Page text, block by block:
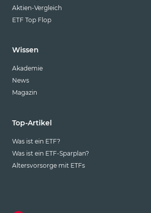
Aktien-Vergleich
ETF Top Flop
Wissen
Akademie
News
Magazin
Top-Artikel
Was ist ein ETF?
Was ist ein ETF-Sparplan?
Altersvorsorge mit ETFs